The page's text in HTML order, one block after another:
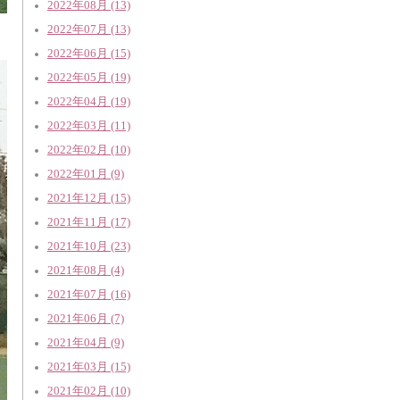
2022年08月 (13)
2022年07月 (13)
2022年06月 (15)
2022年05月 (19)
2022年04月 (19)
2022年03月 (11)
2022年02月 (10)
2022年01月 (9)
2021年12月 (15)
2021年11月 (17)
2021年10月 (23)
2021年08月 (4)
2021年07月 (16)
2021年06月 (7)
2021年04月 (9)
2021年03月 (15)
2021年02月 (10)